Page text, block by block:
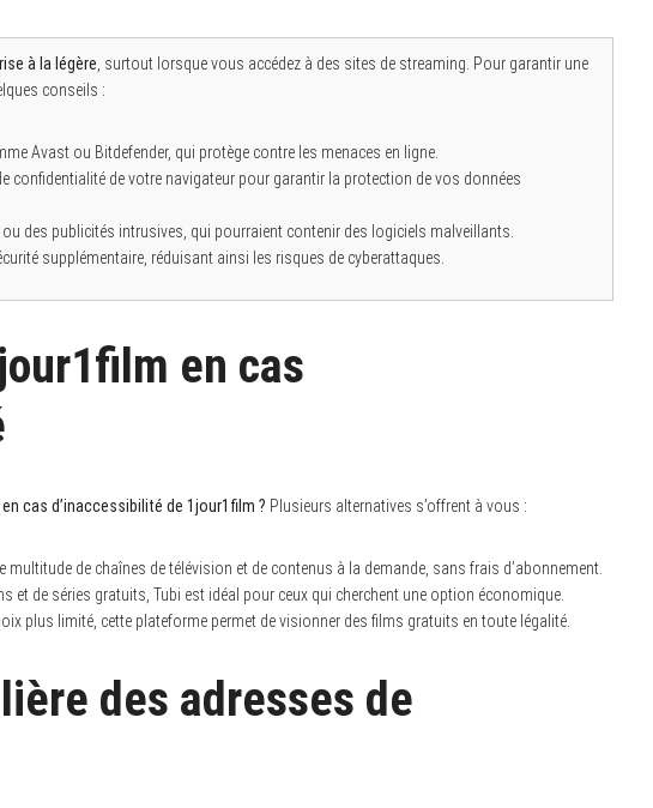
à la légère , surtout lorsque vous accédez à des sites de streaming. Pour garantir une
conseils :
Avast ou Bitdefender, qui protège contre les menaces en ligne.
confidentialité de votre navigateur pour garantir la protection de vos données
des publicités intrusives, qui pourraient contenir des logiciels malveillants.
supplémentaire, réduisant ainsi les risques de cyberattaques.
en cas
cas d’inaccessibilité de 1jour1film ? Plusieurs alternatives s’offrent à vous :
multitude de chaînes de télévision et de contenus à la demande, sans frais d’abonnement.
et de séries gratuits, Tubi est idéal pour ceux qui cherchent une option économique.
plus limité, cette plateforme permet de visionner des films gratuits en toute légalité.
des adresses de